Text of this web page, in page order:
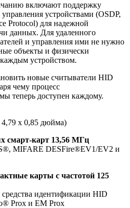
включают поддержку
устройствами (OSDP,
Protocol) для надежной
данных. Для удаленного
и управления ими не нужно
объекты и физически
устройством.
новые считыватели HID
чему процесс
теперь доступен каждому.
x 0,85 дюйма)
смарт-карт 13,56 МГц
MIFARE DESFire®EV1/EV2 и
карты с частотой 125
идентификации HID
Prox и EM Prox